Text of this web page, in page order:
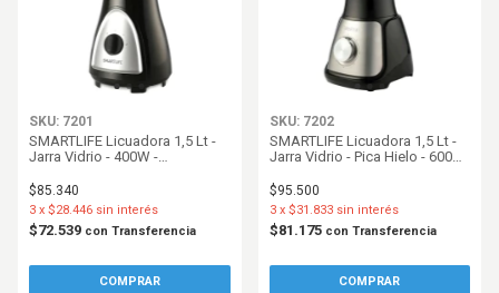
SKU: 7201
SMARTLIFE Licuadora 1,5 Lt -
Jarra Vidrio - 400W -
$85.340
$72.539 con Transferencia
3 x $28.446 sin interés
SKU: 7202
SMARTLIFE Licuadora 1,5 Lt -
Jarra Vidrio - Pica Hielo - 600W
$95.500
$81.175 con Transferencia
3 x $31.833 sin interés